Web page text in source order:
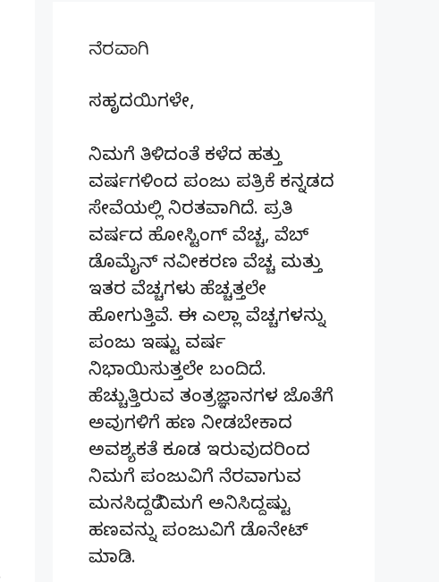
ನೆರವಾಗಿ
ಸಹೃದಯಿಗಳೇ,
ನಿಮಗೆ ತಿಳಿದಂತೆ ಕಳೆದ ಹತ್ತು
ವರ್ಷಗಳಿಂದ ಪಂಜು ಪತ್ರಿಕೆ ಕನ್ನಡದ
ಸೇವೆಯಲ್ಲಿ ನಿರತವಾಗಿದೆ. ಪ್ರತಿ
ವರ್ಷದ ಹೋಸ್ಟಿಂಗ್‌ ವೆಚ್ಚ, ವೆಬ್‌
ಡೊಮೈನ್‌ ನವೀಕರಣ ವೆಚ್ಚ ಮತ್ತು
ಇತರ ವೆಚ್ಚಗಳು ಹೆಚ್ಚತ್ತಲೇ
ಹೋಗುತ್ತಿವೆ. ಈ ಎಲ್ಲಾ ವೆಚ್ಚಗಳನ್ನು
ಪಂಜು ಇಷ್ಟು ವರ್ಷ
ನಿಭಾಯಿಸುತ್ತಲೇ ಬಂದಿದೆ.
ಹೆಚ್ಚುತ್ತಿರುವ ತಂತ್ರಜ್ಞಾನಗಳ ಜೊತೆಗೆ
ಅವುಗಳಿಗೆ ಹಣ ನೀಡಬೇಕಾದ
ಅವಶ್ಯಕತೆ ಕೂಡ ಇರುವುದರಿಂದ
ನಿಮಗೆ ಪಂಜುವಿಗೆ ನೆರವಾಗುವ
ಮನಸಿದ್ದರೆ ನಿಮಗೆ ಅನಿಸಿದ್ದಷ್ಟು
ಹಣವನ್ನು ಪಂಜುವಿಗೆ ಡೊನೇಟ್‌
ಮಾಡಿ.